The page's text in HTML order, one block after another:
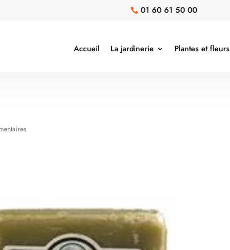
 01 60 61 50 00
Accueil La jardinerie Plantes et fleurs